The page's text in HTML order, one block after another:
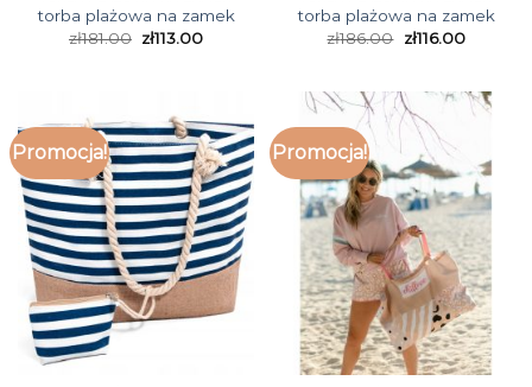
torba plażowa na zamek
zł181.00 zł113.00
torba plażowa na zamek
zł186.00 zł116.00
Promocja! Promocja!